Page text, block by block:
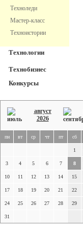
Техноледи
Мастер-класс
Техноистории
Технологии
Технобизнес
Конкурсы
август
2026
пн вт ср чт пт сб
1
3 4 5 6 7 8
10 11 12 13 14 15
17 18 19 20 21 22
24 25 26 27 28 29
31